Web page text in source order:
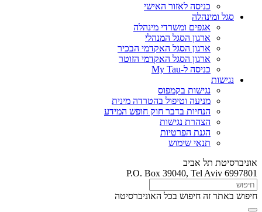
כניסה לאזור האישי
סגל ומינהלה
אגפים ומשרדי מינהלה
ארגון הסגל המנהלי
ארגון הסגל האקדמי הבכיר
ארגון הסגל האקדמי הזוטר
כניסה ל-My Tau
נגישות
נגישות בקמפוס
מניעה וטיפול בהטרדה מינית
הנחיות בדבר חוק חופש המידע
הצהרת נגישות
הגנת הפרטיות
תנאי שימוש
אוניברסיטת תל אביב
P.O. Box 39040, Tel Aviv 6997801
חיפוש באתר זה חיפוש בכל האוניברסיטה